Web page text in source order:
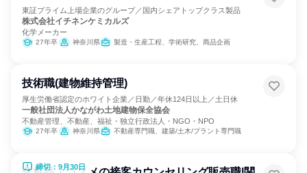
東証プライム上場企業のグループ／国内シェアトップクラス製品
株式会社イチネンケミカルズ
化学メーカー
27年卒 神奈川県 製造・生産工程、学術研究、商品企画
技術職(建物維持管理)
厚生労働省認定のホワイト企業／日勤／年休124日以上／土日休
一般社団法人かながわ土地建物保全協会
不動産管理、不動産、福祉・独立行政法人・NGO・NPO
27年卒 神奈川県 不動産専門職、建築/土木/プラント専門職
締切：9月30日